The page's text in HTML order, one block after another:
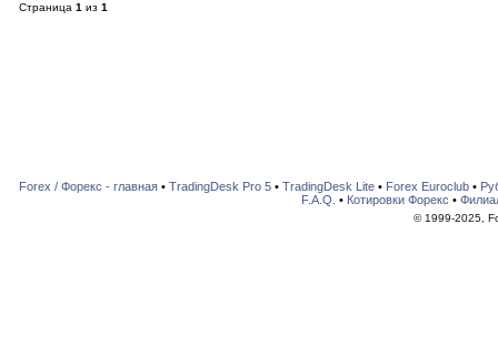
Страница 1 из 1
Forex / Форекс - главная• TradingDesk Pro 5• TradingDesk Lite• Forex Euroclub•
F.A.Q. • Котировки Форекс •
© 1999-2025,